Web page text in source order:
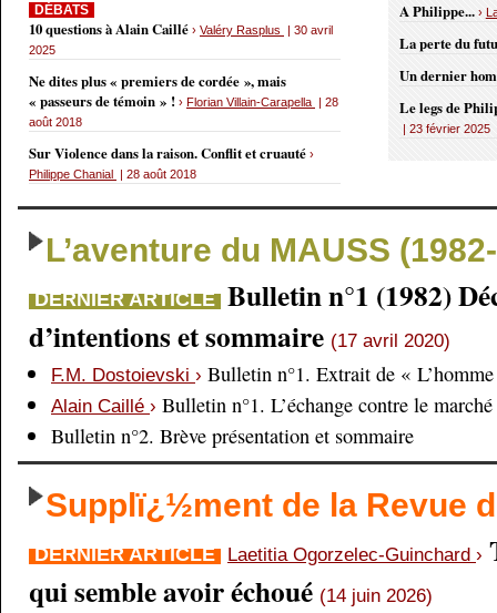
A Philippe... ›
La perte du
Un dernier
Le legs de
| 23 février 2025
DÉBATS
10 questions à Alain Caillé › Valéry Rasplus
| 30 avril
2025
Ne dites plus « premiers de cordée », mais
« passeurs de témoin » ! › Florian Villain-Carapella | 28
août 2018
Sur Violence dans la raison. Conflit et cruauté ›
Philippe Chanial | 28 août 2018
L’aventure du MAUSS
DERNIER ARTICLE Bulletin n°1 (1982)
d’intentions et sommaire (17 avril 2020)
F.M. Dostoievski › Bulletin n°1. Extrait de «
Alain Caillé › Bulletin n°1. L’échange contre le marché
Bulletin n°2. Brève présentation et sommaire
Supplï¿½ment de la Revue
DERNIER ARTICLE Laetitia Ogorzelec-Guinchard ›
qui semble avoir échoué (14 juin 2026)